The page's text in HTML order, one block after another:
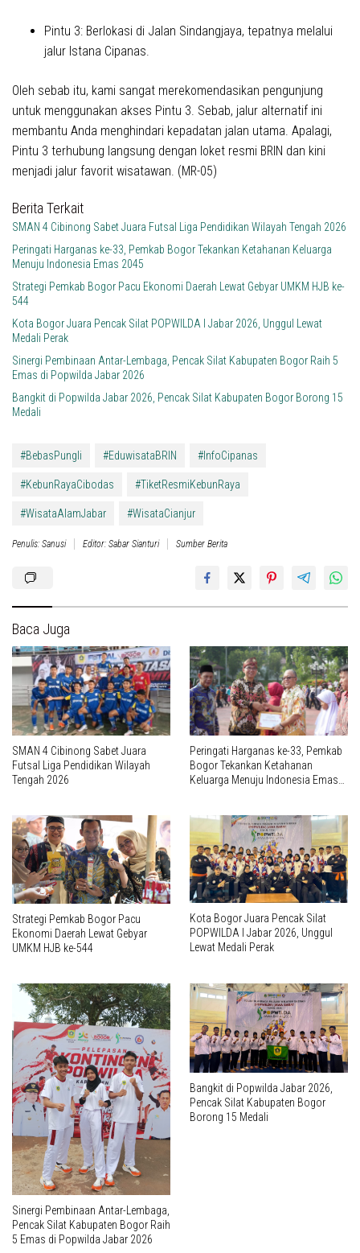
Pintu 3: Berlokasi di Jalan Sindangjaya, tepatnya melalui
jalur Istana Cipanas.
Oleh sebab itu, kami sangat merekomendasikan pengunjung
untuk menggunakan akses Pintu 3. Sebab, jalur alternatif ini
membantu Anda menghindari kepadatan jalan utama. Apalagi,
Pintu 3 terhubung langsung dengan loket resmi BRIN dan kini
menjadi jalur favorit wisatawan. (MR-05)
Berita Terkait
SMAN 4 Cibinong Sabet Juara Futsal Liga Pendidikan Wilayah Tengah 2026
Peringati Harganas ke-33, Pemkab Bogor Tekankan Ketahanan Keluarga
Menuju Indonesia Emas 2045
Strategi Pemkab Bogor Pacu Ekonomi Daerah Lewat Gebyar UMKM HJB ke-
544
Kota Bogor Juara Pencak Silat POPWILDA I Jabar 2026, Unggul Lewat
Medali Perak
Sinergi Pembinaan Antar-Lembaga, Pencak Silat Kabupaten Bogor Raih 5
Emas di Popwilda Jabar 2026
Bangkit di Popwilda Jabar 2026, Pencak Silat Kabupaten Bogor Borong 15
Medali
#BebasPungli #EduwisataBRIN #InfoCipanas
#KebunRayaCibodas #TiketResmiKebunRaya
#WisataAlamJabar #WisataCianjur
Penulis: Sanusi Editor: Sabar Sianturi Sumber Berita
Baca Juga
SMAN 4 Cibinong Sabet Juara
Futsal Liga Pendidikan Wilayah
Tengah 2026
Peringati Harganas ke-33, Pemkab
Bogor Tekankan Ketahanan
Keluarga Menuju Indonesia Emas
Strategi Pemkab Bogor Pacu
Ekonomi Daerah Lewat Gebyar
UMKM HJB ke-544
Kota Bogor Juara Pencak Silat
POPWILDA I Jabar 2026, Unggul
Lewat Medali Perak
Sinergi Pembinaan Antar-Lembaga,
Pencak Silat Kabupaten Bogor Raih
5 Emas di Popwilda Jabar 2026
Bangkit di Popwilda Jabar 2026,
Pencak Silat Kabupaten Bogor
Borong 15 Medali